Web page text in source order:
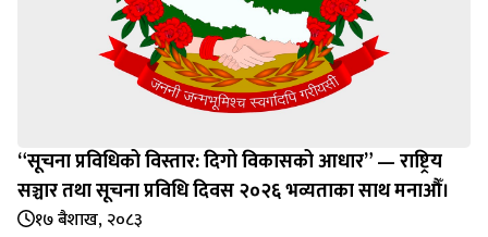
“सूचना प्रविधिको विस्तार: दिगो विकासको आधार” — राष्ट्रिय
सञ्चार तथा सूचना प्रविधि दिवस २०२६ भव्यताका साथ मनाऔँ।
१७ बैशाख, २०८३